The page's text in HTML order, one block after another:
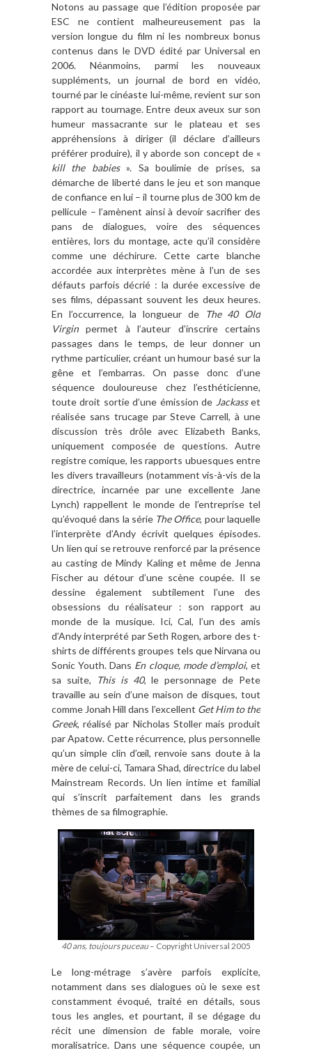
Notons au passage que l’édition proposée par
ESC ne contient malheureusement pas la
version longue du film ni les nombreux bonus
contenus dans le DVD édité par Universal en
2006. Néanmoins, parmi les nouveaux
suppléments, un journal de bord en vidéo,
tourné par le cinéaste lui-même, revient sur son
rapport au tournage. Entre deux aveux sur son
humeur massacrante sur le plateau et ses
appréhensions à diriger (il déclare d’ailleurs
préférer produire), il y aborde son concept de «
kill the babies». Sa boulimie de prises, sa
démarche de liberté dans le jeu et son manque
de confiance en lui – il tourne plus de 300 km de
pellicule – l’amènent ainsià devoir sacrifier des
pans de dialogues, voire des séquences
entières, lors du montage, acte qu’il considère
comme une déchirure. Cette carte blanche
accordée aux interprètes mène à l’un de ses
défauts parfois décrié : la durée excessive de
ses films, dépassant souvent les deux heures.
En l’occurrence, la longueur de
The 40 Old
Virginpermet à l’auteur d’inscrire certains
passages dans le temps, de leur donner un
rythme particulier, créant un humour basé sur la
gêne et l’embarras. On passe donc d’une
séquence douloureuse chez l’esthéticienne,
toute droit sortie d’une émission de Jackasset
réalisée sans trucage par Steve Carrell,àune
discussion très drôle avec Elizabeth Banks,
uniquement composée de questions. Autre
registre comique, les rapports ubuesques entre
les divers travailleurs (notamment vis-à-vis de la
directrice, incarnée par une excellente
Jane
Lynch) rappellent le monde de l’entreprise tel
qu’évoqué dans la série The Office, pour laquelle
l’interprète d’Andy écrivit quelques épisodes.
Un lien qui se retrouve renforcé par la présence
au casting de Mindy Kaling et même de Jenna
Fischer au détour d’une scène coupée. Il se
dessine également subtilement l’une des
obsessions du réalisateur : son rapport au
monde de la musique. Ici, Cal, l’un des amis
d’Andy interprété par Seth Rogen, arbore des t-
shirts de différents groupes tels que Nirvana ou
Sonic Youth. Dans En cloque, mode d’emploi, et
sa suite,
This is 40, le personnage de Pete
travaille au sein d’une maison de disques, tout
comme Jonah Hill dans l’excellent Get Him to the
Greek, réalisé par Nicholas Stoller mais produit
par Apatow. Cette récurrence, plus personnelle
qu’un simple clin d’œil, renvoie sans doute à la
mère de celui-ci, Tamara Shad, directrice du label
Mainstream Records. Un lien intime et familial
qui s’inscrit parfaitement dans les grands
thèmes de sa filmographie.
40 ans, toujours puceau– Copyright Universal 2005
Le long-métrage s’avère parfois explicite,
notamment dans ses dialogues oùle sexe est
constamment évoqué, traitéen détails, sous
tous les angles, et pourtant, il se dégage du
récit une dimension de fable morale, voire
moralisatrice. Dans une séquence coupée, un